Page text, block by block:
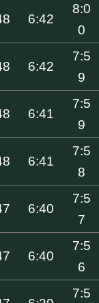
6:42
8:0
0
6:42
7:5
9
6:41
7:5
9
6:41
7:5
8
6:40
7:5
7
6:40
7:5
6
7:5